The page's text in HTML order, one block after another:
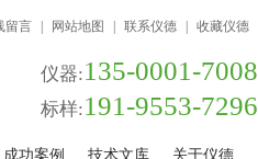
留言 网站地图 联系仪德 收藏仪德
仪器:135-0001-7008
标样:191-9553-7296
成功案例 技术文库 关于仪德